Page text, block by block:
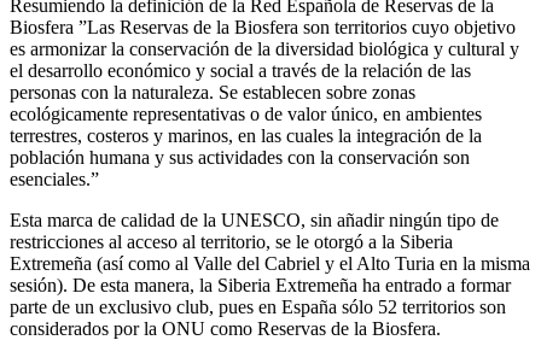
Resumiendo la definición de la Red Española de Reservas de la
Biosfera ”Las Reservas de la Biosfera son territorios cuyo objetivo
es armonizar la conservación de la diversidad biológica y cultural y
el desarrollo económico y social a través de la relación de las
personas con la naturaleza. Se establecen sobre zonas
ecológicamente representativas o de valor único, en ambientes
terrestres, costeros y marinos, en las cuales la integración de la
población humana y sus actividades con la conservación son
esenciales.”
Esta marca de calidad de la UNESCO, sin añadir ningún tipo de
restricciones al acceso al territorio, se le otorgó a la Siberia
Extremeña (así como al Valle del Cabriel y el Alto Turia en la misma
sesión). De esta manera, la Siberia Extremeña ha entrado a formar
parte de un exclusivo club, pues en España sólo 52 territorios son
considerados por la ONU como Reservas de la Biosfera.